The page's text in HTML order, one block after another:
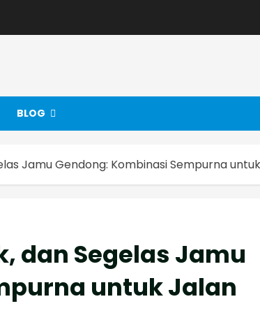
BLOG
Jamu Gendong: Kombinasi Sempurna
dan Segelas Jamu
untuk Jalan